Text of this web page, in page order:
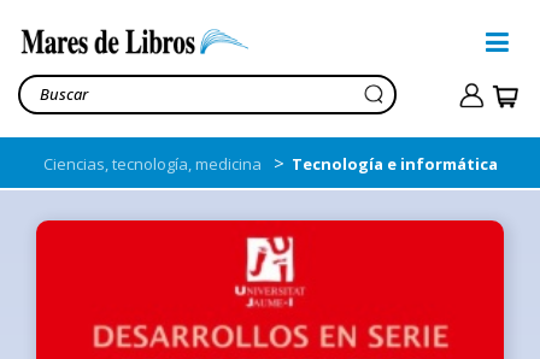
Ciencias, tecnología, medicina > Tecnología e informática